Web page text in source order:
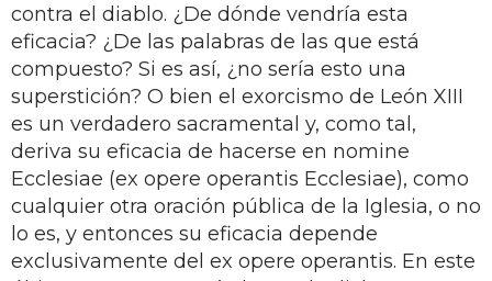
contra el diablo. ¿De dónde vendría esta
eficacia? ¿De las palabras de las que está
compuesto? Si es así, ¿no sería esto una
superstición? O bien el exorcismo de León XIII
es un verdadero sacramental y, como tal,
deriva su eficacia de hacerse en nomine
Ecclesiae (ex opere operantis Ecclesiae), como
cualquier otra oración pública de la Iglesia, o no
lo es, y entonces su eficacia depende
exclusivamente del ex opere operantis. En este